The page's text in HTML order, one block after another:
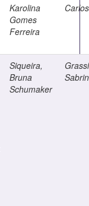
Karolina
Gomes
Ferreira
Carlos
Siqueira,
Bruna
Schumaker